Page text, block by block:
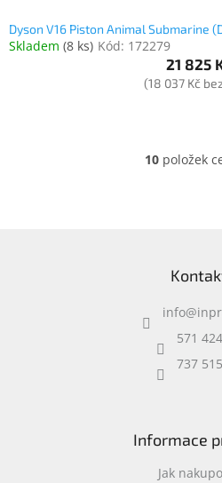
Dyson V16 Piston Animal Submarine
Skladem (8 ks) Kód: 172279
21 825
(18 037 Kč
O
c
í
r
v
y
i
s
u
10 položek
info@
571
737
Informace
Jak